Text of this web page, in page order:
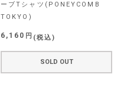
ーブTシャツ(PONEYCOMB
TOKYO)
6,160 税込
SOLD OUT